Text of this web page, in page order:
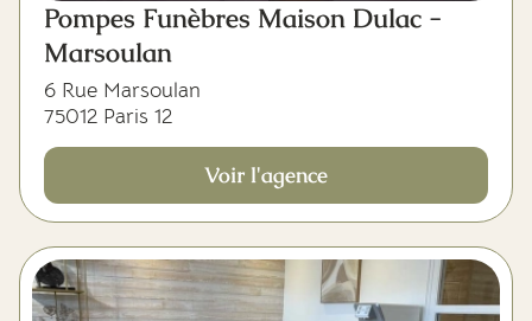
Pompes Funèbres Maison Dulac -
Marsoulan
6 Rue Marsoulan
75012 Paris 12
Voir l'agence